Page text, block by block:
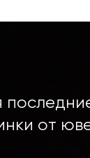
от